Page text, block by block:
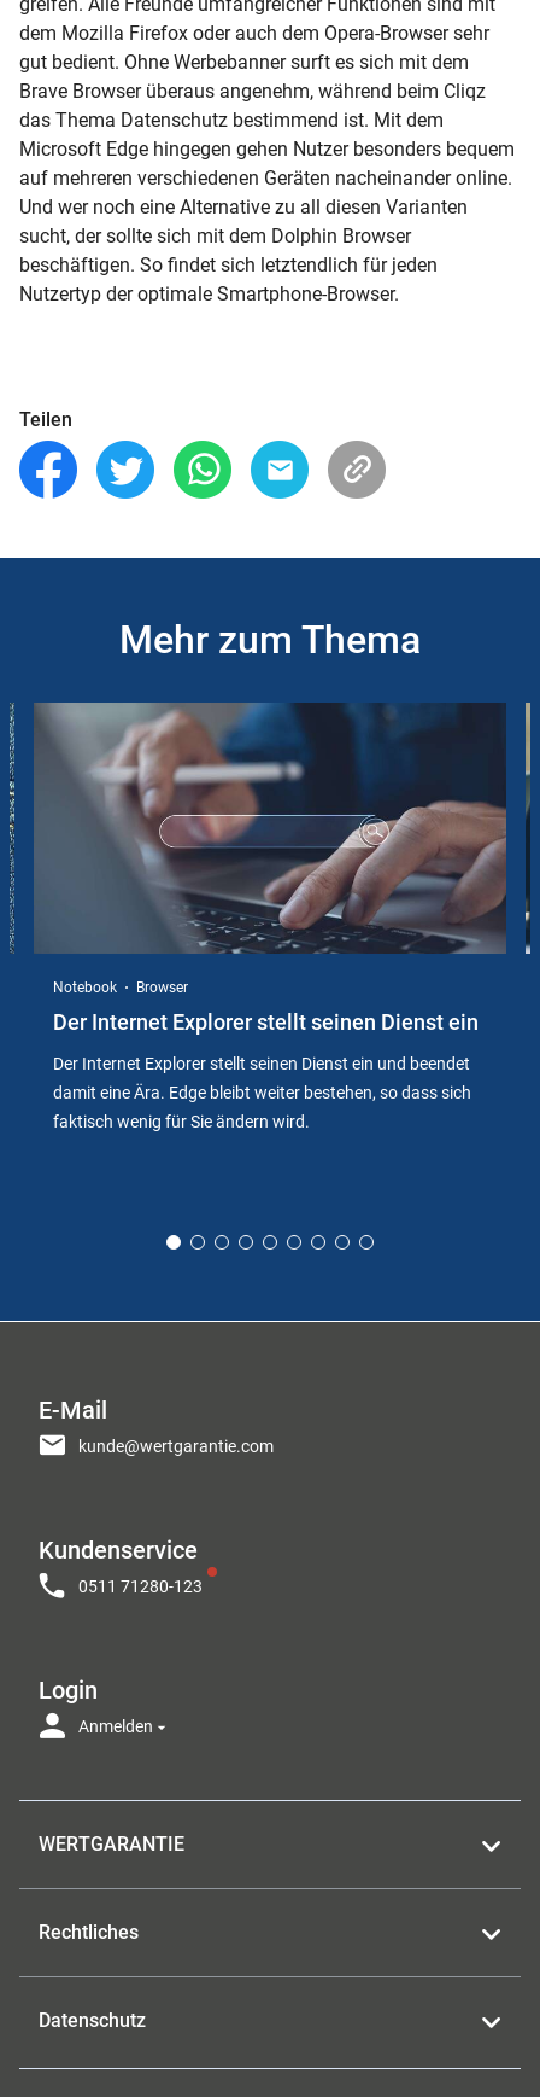
dem Mozilla Firefox oder auch dem Opera-Browser sehr
gut bedient. Ohne Werbebanner surft es sich mit dem
Brave Browser überaus angenehm, während beim Cliqz
das Thema Datenschutz bestimmend ist. Mit dem
Microsoft Edge hingegen gehen Nutzer besonders bequem
auf mehreren verschiedenen Geräten nacheinander online.
Und wer noch eine Alternative zu all diesen Varianten
sucht, der sollte sich mit dem Dolphin Browser
beschäftigen. So findet sich letztendlich für jeden
Nutzertyp der optimale Smartphone-Browser.
Teilen
Mehr zum Thema
Instructions
Notebook Browser
Der Internet Explorer stellt seinen Dienst ein
Der Internet Explorer stellt seinen Dienst ein und beendet
damit eine Ära. Edge bleibt weiter bestehen, so dass sich
faktisch wenig für Sie ändern wird.
E-Mail
kunde@wertgarantie.com
Kundenservice
0511 71280-123
Login
Anmelden
WERTGARANTIE
Rechtliches
Datenschutz